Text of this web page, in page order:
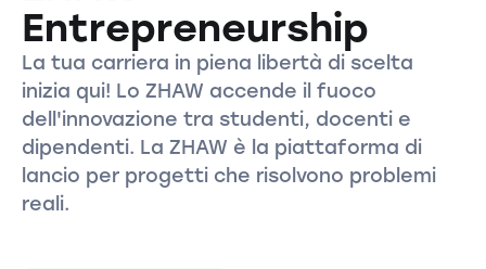
Entrepreneurship
La tua carriera in piena libertà di scelta
inizia qui! Lo ZHAW accende il fuoco
dell'innovazione tra studenti, docenti e
dipendenti. La ZHAW è la piattaforma di
lancio per progetti che risolvono problemi
reali.